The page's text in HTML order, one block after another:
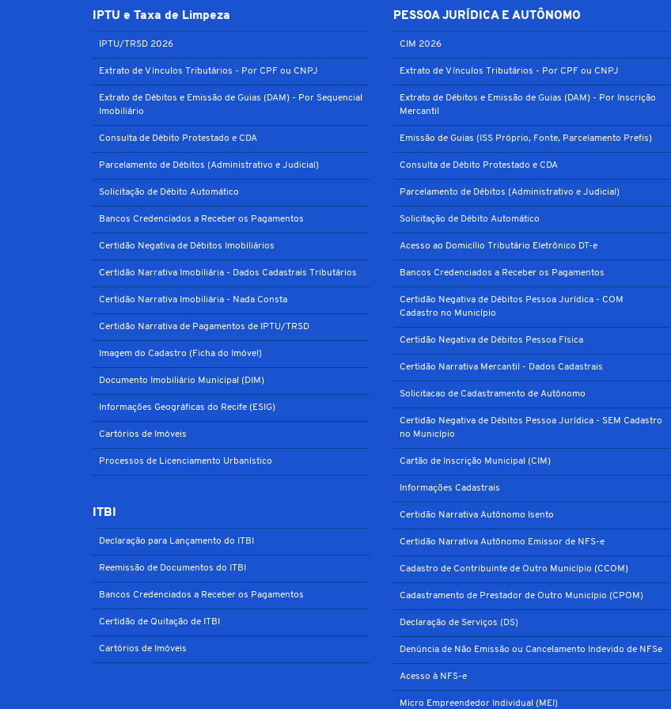
IPTU e Taxa de Limpeza
IPTU/TRSD 2026
Extrato de Vínculos Tributários - Por CPF ou CNPJ
Extrato de Débitos e Emissão de Guias (DAM) - Por Sequencial
Imobiliário
Consulta de Débito Protestado e CDA
Parcelamento de Débitos (Administrativo e Judicial)
Solicitação de Débito Automático
Bancos Credenciados a Receber os Pagamentos
Certidão Negativa de Débitos Imobiliários
Certidão Narrativa Imobiliária - Dados Cadastrais Tributários
Certidão Narrativa Imobiliária - Nada Consta
Certidão Narrativa de Pagamentos de IPTU/TRSD
Imagem do Cadastro (Ficha do Imóvel)
Documento Imobiliário Municipal (DIM)
Informações Geográficas do Recife (ESIG)
Cartórios de Imóveis
Processos de Licenciamento Urbanístico
ITBI
Declaração para Lançamento do ITBI
Reemissão de Documentos do ITBI
Bancos Credenciados a Receber os Pagamentos
Certidão de Quitação de ITBI
Cartórios de Imóveis
PESSOA JURÍDICA E AUTÔNOMO
CIM 2026
Extrato de Vínculos Tributários - Por CPF ou CNPJ
Extrato de Débitos e Emissão de Guias (DAM) - Por Inscrição
Mercantil
Emissão de Guias (ISS Próprio, Fonte, Parcelamento Prefis)
Consulta de Débito Protestado e CDA
Parcelamento de Débitos (Administrativo e Judicial)
Solicitação de Débito Automático
Acesso ao Domicílio Tributário Eletrônico DT-e
Bancos Credenciados a Receber os Pagamentos
Certidão Negativa de Débitos Pessoa Jurídica - COM
Cadastro no Município
Certidão Negativa de Débitos Pessoa Física
Certidão Narrativa Mercantil - Dados Cadastrais
Solicitacao de Cadastramento de Autônomo
Certidão Negativa de Débitos Pessoa Jurídica - SEM Cadastro
no Município
Cartão de Inscrição Municipal (CIM)
Informações Cadastrais
Certidão Narrativa Autônomo Isento
Certidão Narrativa Autônomo Emissor de NFS-e
Cadastro de Contribuinte de Outro Município (CCOM)
Cadastramento de Prestador de Outro Município (CPOM)
Declaração de Serviços (DS)
Denúncia de Não Emissão ou Cancelamento Indevido de NFSe
Acesso à NFS-e
Micro Empreendedor Individual (MEI)